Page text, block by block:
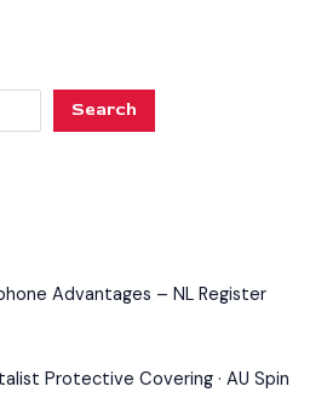
Search
Advantages – NL Register
Protective Covering · AU Spin